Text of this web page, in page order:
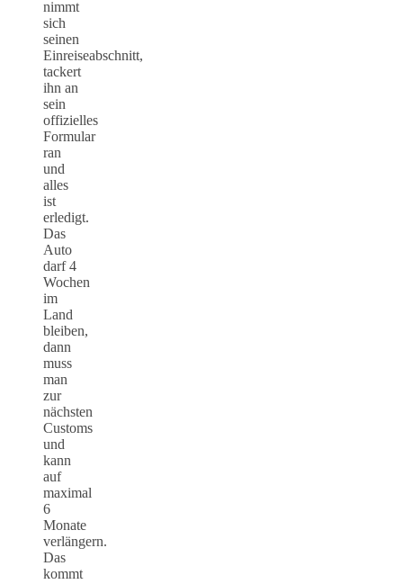
nimmt
sich
seinen
Einreiseabschnitt,
tackert
ihn an
sein
offizielles
Formular
ran
und
alles
ist
erledigt.
Das
Auto
darf 4
Wochen
im
Land
bleiben,
dann
muss
man
zur
nächsten
Customs
und
kann
auf
maximal
6
Monate
verlängern.
Das
kommt